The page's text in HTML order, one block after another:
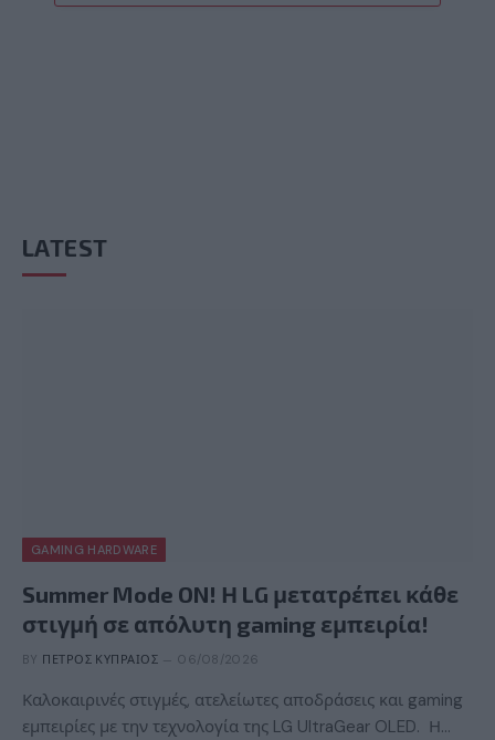
LATEST
GAMING HARDWARE
Summer Mode ON! Η LG μετατρέπει κάθε
στιγμή σε απόλυτη gaming εμπειρία!
BY ΠΈΤΡΟΣ ΚΥΠΡΑΊΟΣ 06/08/2026
Καλοκαιρινές στιγμές, ατελείωτες αποδράσεις και gaming
εμπειρίες με την τεχνολογία της LG UltraGear OLED. Η…